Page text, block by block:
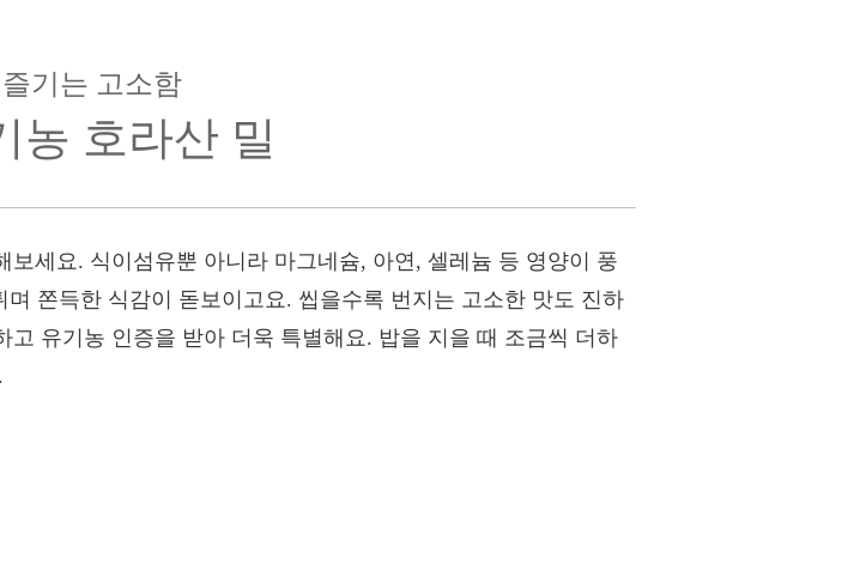
기는 고소함
농 호라산 밀
세요. 식이섬유뿐 아니라 마그네슘, 아연, 셀레늄 등 영양이 풍
쫀득한 식감이 돋보이고요. 씹을수록 번지는 고소한 맛도 진하
유기농 인증을 받아 더욱 특별해요. 밥을 지을 때 조금씩 더하